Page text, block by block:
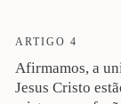
ARTIGO 4
Afirmamos, a
Jesus Cristo